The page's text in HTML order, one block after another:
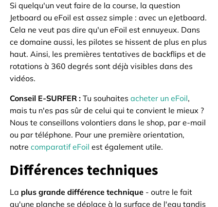
Si quelqu'un veut faire de la course, la question
Jetboard ou eFoil est assez simple : avec un eJetboard.
Cela ne veut pas dire qu'un eFoil est ennuyeux. Dans
ce domaine aussi, les pilotes se hissent de plus en plus
haut. Ainsi, les premières tentatives de backflips et de
rotations à 360 degrés sont déjà visibles dans des
vidéos.
Conseil E-SURFER : Tu souhaites acheter un eFoil,
mais tu n'es pas sûr de celui qui te convient le mieux ?
Nous te conseillons volontiers dans le shop, par e-mail
ou par téléphone. Pour une première orientation,
notre comparatif eFoil est également utile.
Différences techniques
La plus grande différence technique - outre le fait
qu'une planche se déplace à la surface de l'eau tandis